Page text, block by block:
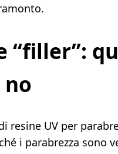
“filler”:
resine UV per
i parabrezza sono